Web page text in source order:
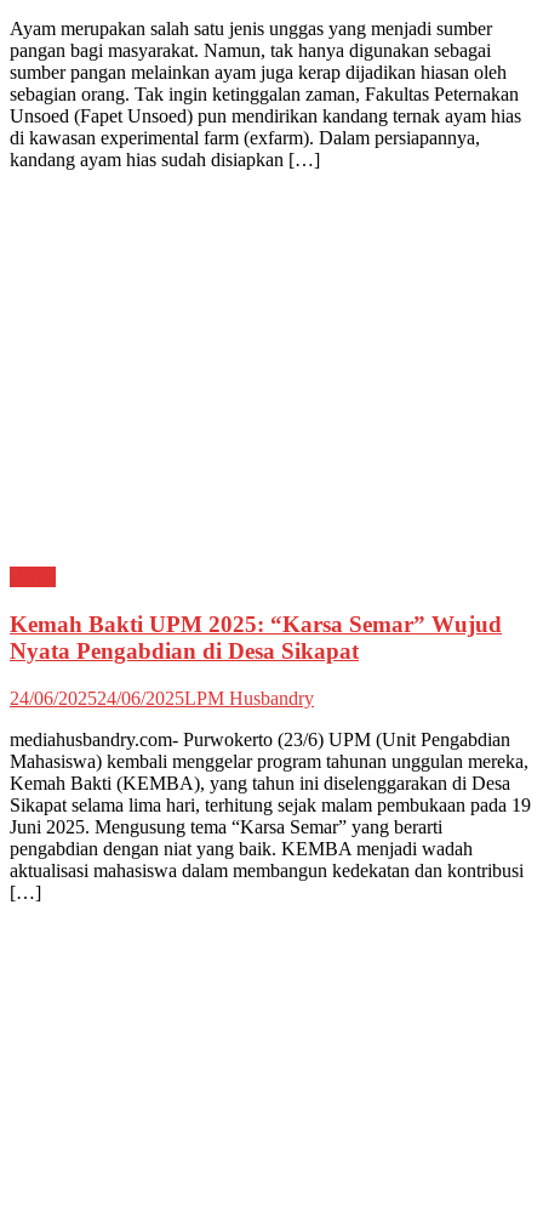
Ayam merupakan salah satu jenis unggas yang menjadi sumber
pangan bagi masyarakat. Namun, tak hanya digunakan sebagai
sumber pangan melainkan ayam juga kerap dijadikan hiasan oleh
sebagian orang. Tak ingin ketinggalan zaman, Fakultas Peternakan
Unsoed (Fapet Unsoed) pun mendirikan kandang ternak ayam hias
di kawasan experimental farm (exfarm). Dalam persiapannya,
kandang ayam hias sudah disiapkan […]
Kemah Bakti UPM 2025: “Karsa Semar” Wujud
Nyata Pengabdian di Desa Sikapat
24/06/202524/06/2025LPM Husbandry
mediahusbandry.com- Purwokerto (23/6) UPM (Unit Pengabdian
Mahasiswa) kembali menggelar program tahunan unggulan mereka,
Kemah Bakti (KEMBA), yang tahun ini diselenggarakan di Desa
Sikapat selama lima hari, terhitung sejak malam pembukaan pada 19
Juni 2025. Mengusung tema “Karsa Semar” yang berarti
pengabdian dengan niat yang baik. KEMBA menjadi wadah
aktualisasi mahasiswa dalam membangun kedekatan dan kontribusi
[…]